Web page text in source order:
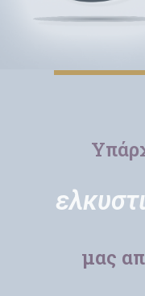
ελκυστι
μας